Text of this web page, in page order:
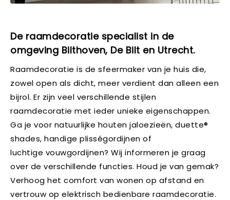
De raamdecoratie specialist in de
omgeving Bilthoven, De Bilt en Utrecht.
Raamdecoratie is de sfeermaker van je huis die,
zowel open als dicht, meer verdient dan alleen een
bijrol. Er zijn veel verschillende stijlen
raamdecoratie met ieder unieke eigenschappen.
Ga je voor natuurlijke houten jaloezieën, duette®
shades, handige plisségordijnen of
luchtige vouwgordijnen? Wij informeren je graag
over de verschillende functies. Houd je van gemak?
Verhoog het comfort van wonen op afstand en
vertrouw op elektrisch bedienbare raamdecoratie.